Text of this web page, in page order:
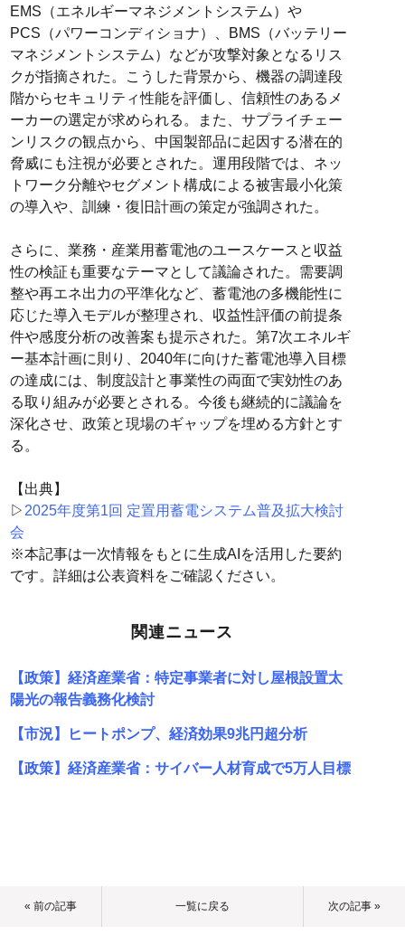
EMS（エネルギーマネジメントシステム）や
PCS（パワーコンディショナ）、BMS（バッテリー
マネジメントシステム）などが攻撃対象となるリス
クが指摘された。こうした背景から、機器の調達段
階からセキュリティ性能を評価し、信頼性のあるメ
ーカーの選定が求められる。また、サプライチェー
ンリスクの観点から、中国製部品に起因する潜在的
脅威にも注視が必要とされた。運用段階では、ネッ
トワーク分離やセグメント構成による被害最小化策
の導入や、訓練・復旧計画の策定が強調された。
さらに、業務・産業用蓄電池のユースケースと収益
性の検証も重要なテーマとして議論された。需要調
整や再エネ出力の平準化など、蓄電池の多機能性に
応じた導入モデルが整理され、収益性評価の前提条
件や感度分析の改善案も提示された。第7次エネルギ
ー基本計画に則り、2040年に向けた蓄電池導入目標
の達成には、制度設計と事業性の両面で実効性のあ
る取り組みが必要とされる。今後も継続的に議論を
深化させ、政策と現場のギャップを埋める方針とす
る。
【出典】
▷ 2025年度第1回 定置用蓄電システム普及拡大検討
会
※本記事は一次情報をもとに生成AIを活用した要約
です。詳細は公表資料をご確認ください。
関連ニュース
【政策】経済産業省：特定事業者に対し屋根設置太
陽光の報告義務化検討
【市況】ヒートポンプ、経済効果9兆円超分析
【政策】経済産業省：サイバー人材育成で5万人目標
« 前の記事 一覧に戻る 次の記事 »